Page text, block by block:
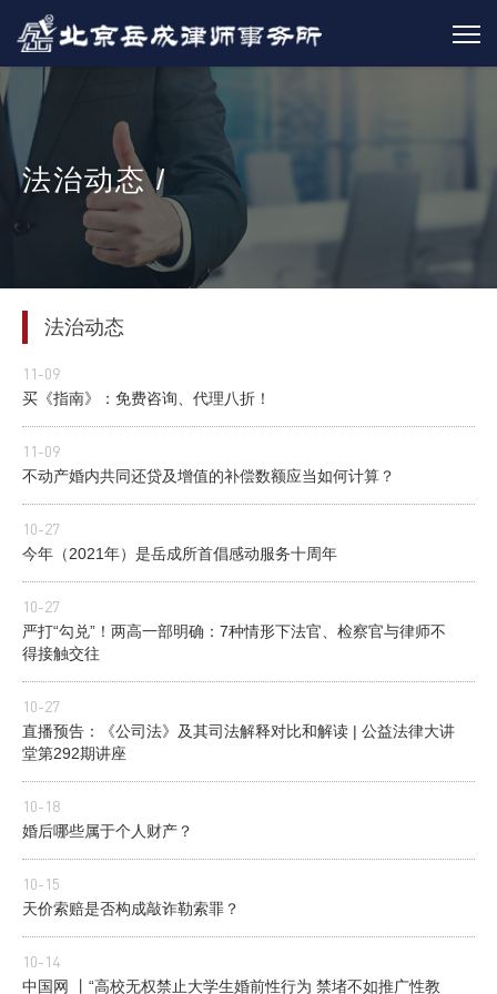
法治动态 /
法治动态
11-09
买《指南》：免费咨询、代理八折！
11-09
不动产婚内共同还贷及增值的补偿数额应当如何计算？
10-27
今年（2021年）是岳成所首倡感动服务十周年
10-27
严打“勾兑”！两高一部明确：7种情形下法官、检察官与律师不
得接触交往
10-27
直播预告：《公司法》及其司法解释对比和解读 | 公益法律大讲
堂第292期讲座
10-18
婚后哪些属于个人财产？
10-15
天价索赔是否构成敲诈勒索罪？
10-14
中国网 丨“高校无权禁止大学生婚前性行为 禁堵不如推广性教